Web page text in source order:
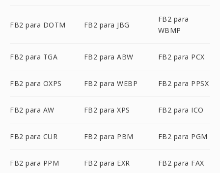
FB2 para DOTM FB2 para JBG
FB2 para
WBMP
FB2 para TGA FB2 para ABW FB2 para PCX
FB2 para OXPS FB2 para WEBP FB2 para PPSX
FB2 para AW FB2 para XPS FB2 para ICO
FB2 para CUR FB2 para PBM FB2 para PGM
FB2 para PPM FB2 para EXR FB2 para FAX